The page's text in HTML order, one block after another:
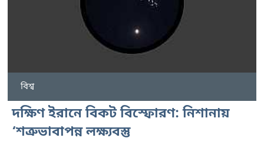
বিশ্ব
দক্ষিণ ইরানে বিকট বিস্ফোরণ: নিশানায়
‘শত্রুভাবাপন্ন লক্ষ্যবস্তু